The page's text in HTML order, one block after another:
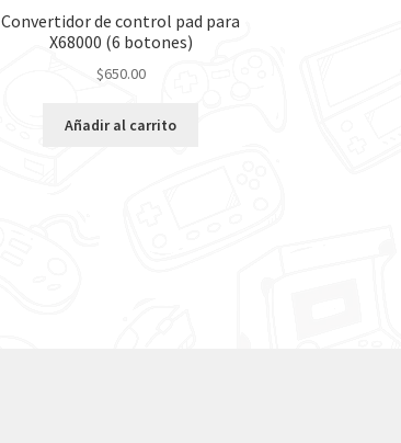
Convertidor de control pad para
X68000 (6 botones)
$650.00
Añadir al carrito